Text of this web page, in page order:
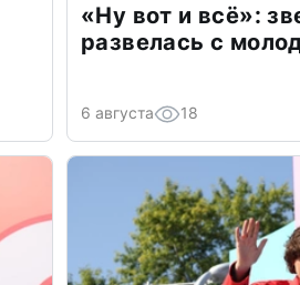
«Ну вот и всё»:
развелась с
6 августа 18